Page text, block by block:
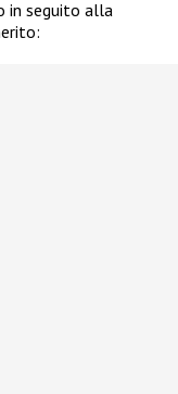
in seguito alla